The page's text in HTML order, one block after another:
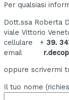
Per qualsiasi
Dott.ssa Roberta
viale Vittorio
cellulare + 39.
email
oppure scrivermi
Il tuo nome